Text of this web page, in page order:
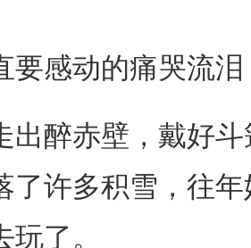
感动的痛哭流泪
醉赤壁，戴好斗
了许多积雪，往
了。